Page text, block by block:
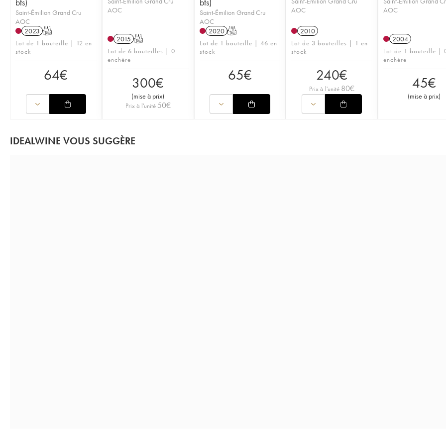
Saint-Émilion Grand Cru
AOC
2023 T
Lot de 1 bouteille | 12 en
stock
64€
AOC
2015 T
Lot de 6 bouteilles | 0
enchère
300€
(mise à prix)
Prix à l'unité 50€
Saint-Émilion Grand Cru
AOC
2020 T
Lot de 1 bouteille | 46 en
stock
65€
AOC
2010
Lot de 3 bouteilles | 1 en
stock
240€
Prix à l'unité 80€
AOC
2004
Lot de 1 bouteille |
enchère
45€
(mise à prix)
IDEALWINE VOUS SUGGÈRE